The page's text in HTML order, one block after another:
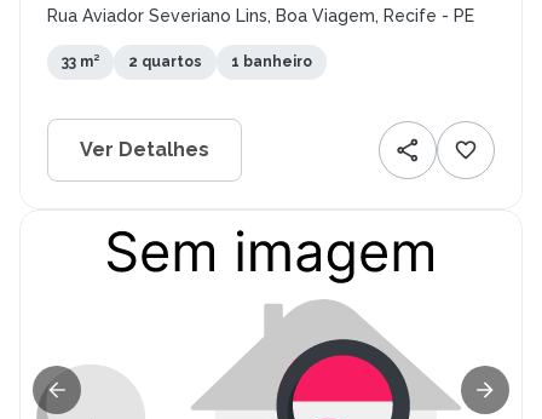
Rua Aviador Severiano Lins, Boa Viagem, Recife - PE
33 m² 2 quartos 1 banheiro
Ver Detalhes